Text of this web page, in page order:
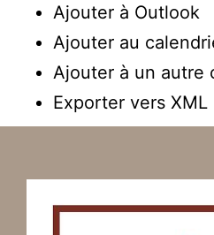
Ajouter à Outlook
Ajouter au
Ajouter à un autre
Exporter vers XML